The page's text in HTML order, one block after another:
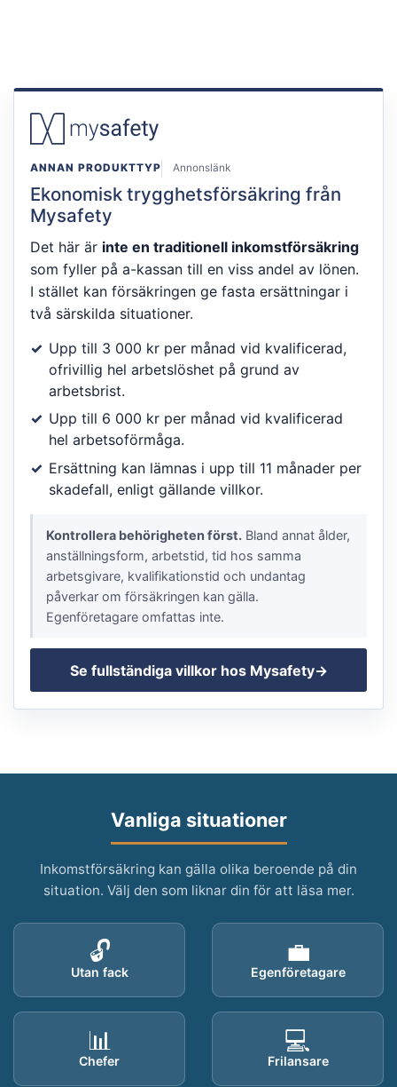
ANNAN PRODUKTTYP Annonslänk
Ekonomisk trygghetsförsäkring från
Mysafety
Det här är inte en traditionell inkomstförsäkring
som fyller på a-kassan till en viss andel av lönen.
I stället kan försäkringen ge fasta ersättningar i
två särskilda situationer.
Upp till 3 000 kr per månad vid kvalificerad,
ofrivillig hel arbetslöshet på grund av
arbetsbrist.
Upp till 6 000 kr per månad vid kvalificerad
hel arbetsoförmåga.
Ersättning kan lämnas i upp till 11 månader per
skadefall, enligt gällande villkor.
Kontrollera behörigheten först.Bland annat ålder,
anställningsform, arbetstid, tid hos samma
arbetsgivare, kvalifikationstid och undantag
påverkar om försäkringen kan gälla.
Egenföretagare omfattas inte.
Se fullständiga villkor hos Mysafety→
Vanliga situationer
Inkomstförsäkring kan gälla olika beroende på din
situation. Välj den som liknar din för att läsa mer.
🔓
Utan fack
💼
Egenföretagare
📊
Chefer
💻
Frilansare